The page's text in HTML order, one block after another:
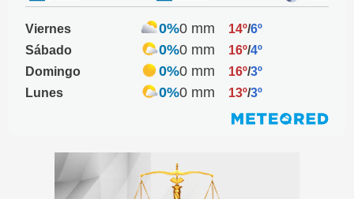
Viernes 0%0 mm 14º/6º
Sábado
0%0 mm 16º/4º
Domingo
0%0 mm 16º/3º
Lunes
0%0 mm 13º/3º